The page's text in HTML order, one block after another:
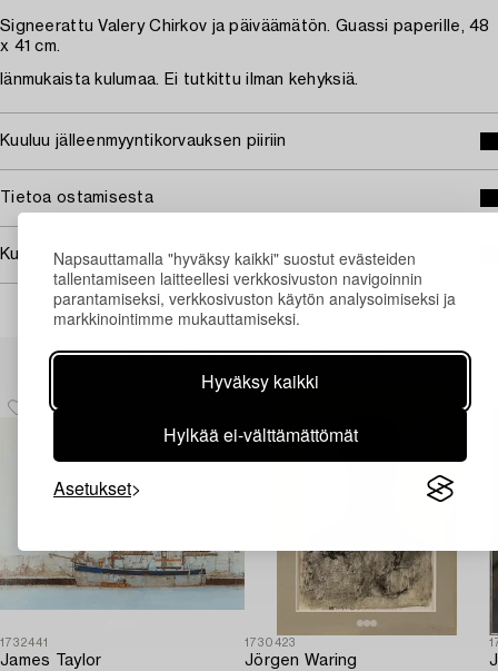
Napsauttamalla "hyväksy kaikki" suostut evästeiden
tallentamiseen laitteellesi verkkosivuston navigoinnin
parantamiseksi, verkkosivuston käytön analysoimiseksi ja
markkinointimme mukauttamiseksi.
Hyväksy kaikki
Hylkää ei-välttämättömät
Asetukset
Signeerattu Valery Chirkov ja päiväämätön. Guassi paperille, 48
x 41 cm.
Iänmukaista kulumaa. Ei tutkittu ilman kehyksiä.
Kuuluu jälleenmyyntikorvauksen piiriin
Tietoa ostamisesta
Kuvan käyttöoikeudet
Muiden katsomia kohteita
1732441
James Taylor
1730423
Jörgen Waring